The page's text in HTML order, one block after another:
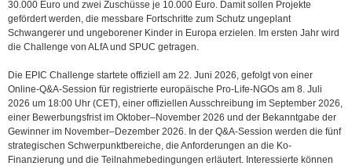
30.000 Euro und zwei Zuschüsse je 10.000 Euro. Damit sollen Projekte
gefördert werden, die messbare Fortschritte zum Schutz ungeplant
Schwangerer und ungeborener Kinder in Europa erzielen. Im ersten Jahr wird
die Challenge von ALfA und SPUC getragen.
Die EPIC Challenge startete offiziell am 22. Juni 2026, gefolgt von einer
Online-Q&A-Session für registrierte europäische Pro-Life-NGOs am 8. Juli
2026 um 18:00 Uhr (CET), einer offiziellen Ausschreibung im September 2026,
einer Bewerbungsfrist im Oktober–November 2026 und der Bekanntgabe der
Gewinner im November–Dezember 2026. In der Q&A-Session werden die fünf
strategischen Schwerpunktbereiche, die Anforderungen an die Ko-
Finanzierung und die Teilnahmebedingungen erläutert. Interessierte können